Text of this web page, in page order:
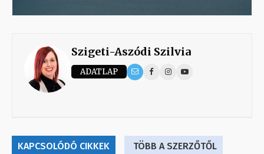
Szigeti-Aszódi Szilvia
ADATLAP
KAPCSOLÓDÓ CIKKEK TÖBB A SZERZŐTŐL